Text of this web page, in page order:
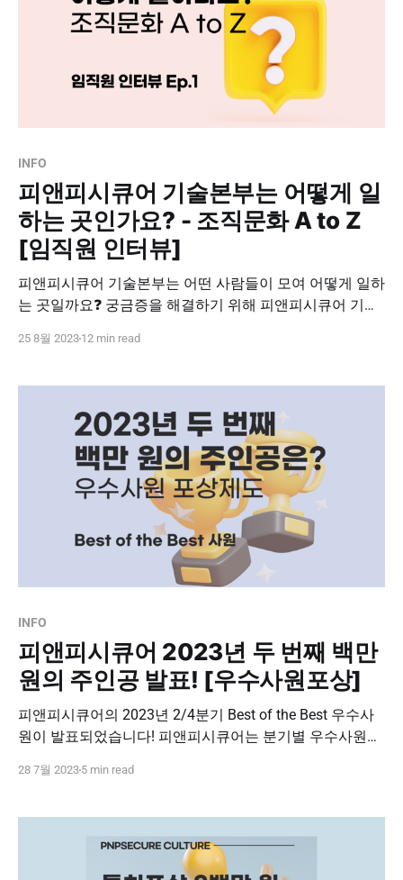
INFO
피앤피시큐어 기술본부는 어떻게 일
하는 곳인가요? - 조직문화 A to Z
[임직원 인터뷰]
피앤피시큐어 기술본부는 어떤 사람들이 모여 어떻게 일하
는 곳일까요❓ 궁금증을 해결하기 위해 피앤피시큐어 기술
습니다. 이번 인터뷰에서는 피앤피시큐어 기술본부 엔지니
내 시장 점유율 1위 피앤피시큐어의 서비스를 제공하는 엔
지니어는 어떤 자세로 일하고, * 📈어떠한 고민과 노력을
통해 개인과 조직의 성장을 도모하는지, * 🏃‍♀️상호발전 중
25 8월 2023 12 min read
INFO
피앤피시큐어 2023년 두 번째 백만
원의 주인공 발표! [우수사원포상]
피앤피시큐어의 2023년 2/4분기 Best of the Best 우수사
원이 발표되었습니다! 피앤피시큐어는 분기별 우수사원에
급하고 있는데요. 1/4분기 Best of the Best 우수사원이었
사원 정보보안기술연구소｜김O현 대리 진심으로
28 7월 2023 5 min read